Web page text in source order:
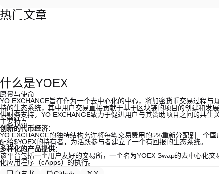
热门文章
什么是YOEX
愿景与使命
YO EXCHANGE旨在作为一个去中心化的中心，将加密货币交易过程
持的生态系统，其中用户交易直接贡献于基于区块链的项目的创建和发
供财务支持，YO EXCHANGE致力于促进用户与其赞助项目之间的共生
主要特点
创新的代币经济：
YO EXCHANGE的独特结构允许将每笔交易费用的5%重新分配到一个
配给$YOEX的持有者，为活跃参与者建立了一个有回报的生态系统。
多样化的产品提供：
该平台包括一个用户友好的交易所，一个名为YOEX Swap的去中心化
化应用程序（dApps）的执行。